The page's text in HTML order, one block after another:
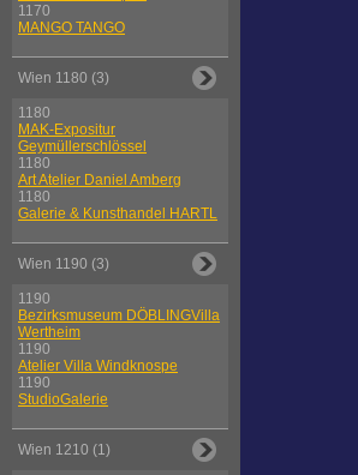
1170
MANGO TANGO
Wien 1180 (3)
1180
MAK-Expositur
Geymüllerschlössel
1180
Art Atelier Daniel Amberg
1180
Galerie & Kunsthandel HARTL
Wien 1190 (3)
1190
Bezirksmuseum DÖBLINGVilla
Wertheim
1190
Atelier Villa Windknospe
1190
StudioGalerie
Wien 1210 (1)